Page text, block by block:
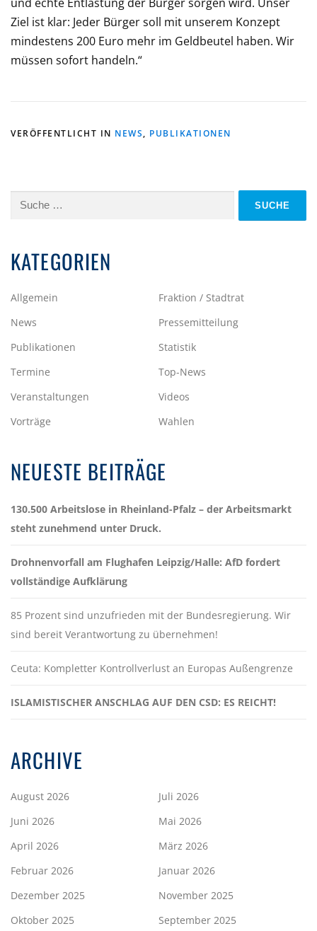
Ziel ist klar: Jeder Bürger soll mit unserem Konzept
mindestens 200 Euro mehr im Geldbeutel haben. Wir
müssen sofort handeln.“
VERÖFFENTLICHT IN NEWS, PUBLIKATIONEN
Suche
KATEGORIEN
Allgemein
Fraktion / Stadtrat
News
Pressemitteilung
Publikationen
Statistik
Termine
Top-News
Veranstaltungen
Videos
Vorträge
Wahlen
NEUESTE BEITRÄGE
130.500 Arbeitslose in Rheinland-Pfalz – der Arbeitsmarkt
steht zunehmend unter Druck.
Drohnenvorfall am Flughafen Leipzig/Halle: AfD fordert
vollständige Aufklärung
85 Prozent sind unzufrieden mit der Bundesregierung. Wir
sind bereit Verantwortung zu übernehmen!
Ceuta: Kompletter Kontrollverlust an Europas Außengrenze
ISLAMISTISCHER ANSCHLAG AUF DEN CSD: ES REICHT!
ARCHIVE
August 2026
Juli 2026
Juni 2026
Mai 2026
April 2026
März 2026
Februar 2026
Januar 2026
Dezember 2025
November 2025
Oktober 2025
September 2025